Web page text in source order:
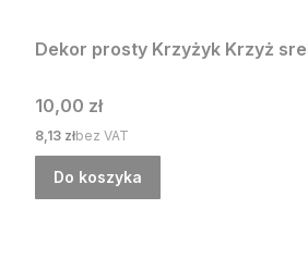
Dekor prosty Krzyżyk Krzyż
Cena
10,00 zł
Cena
8,13 złbez VAT
Do koszyka